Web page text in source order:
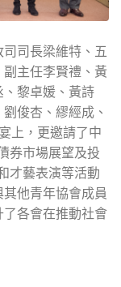
司長梁維特、五
主任李賢禮、黃
黎卓媛、黃詩
俊杏、繆經成、
上，更邀請了中
券市場展望及投
才藝表演等活動
他青年協會成員
各會在推動社會